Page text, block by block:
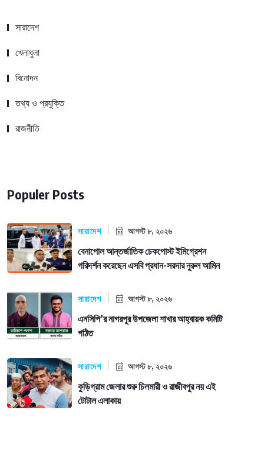
সারাদেশ
খেলাধুলা
বিনোদন
তথ্য ও প্রযুক্তি
রাজনীতি
Populer Posts
সারাদেশ আগস্ট ৮, ২০২৬
বেনাপোল আন্তর্জাতিক চেকপোস্ট ইমিগ্রেশন
পরিদর্শন করেছেন এসবি প্রধান-সরদার নুরুল আমিন
সারাদেশ আগস্ট ৮, ২০২৬
এনসিপি’র নাগরপুর উপজেলা শাখার আহ্বায়ক কমিটি
গঠিত
সারাদেশ আগস্ট ৮, ২০২৬
কুড়িগ্রাম জেলার শুরু চিলমারী ও রাজীবপুর নয় এই
টোটাল এলাকায়